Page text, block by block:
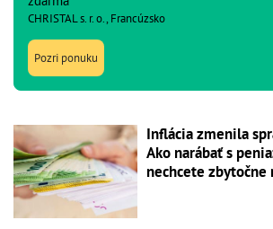
CHRISTAL s. r. o., Francúzsko
Pozri ponuku
Inflácia zmenila
Ako narábať s
nechcete zbytočne